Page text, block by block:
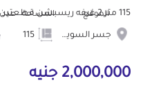
115 متر 2 غرفه ريسبشن قطعتين حمام مط... الموقع
جسر السويس
المساحة عدد
2,000,000 جنيه